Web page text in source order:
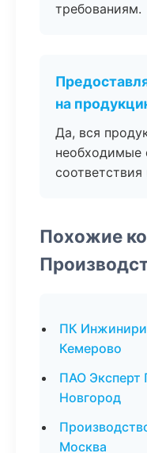
требованиям.
на
Да, вся
необходимые
соответствия
Похожие
ПК
Кемерово
ПАО
Новгород
Москва